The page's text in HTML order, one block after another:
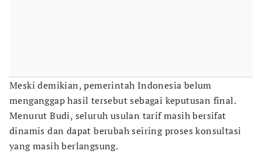
Meski demikian, pemerintah Indonesia belum
menganggap hasil tersebut sebagai keputusan final.
Menurut Budi, seluruh usulan tarif masih bersifat
dinamis dan dapat berubah seiring proses konsultasi
yang masih berlangsung.